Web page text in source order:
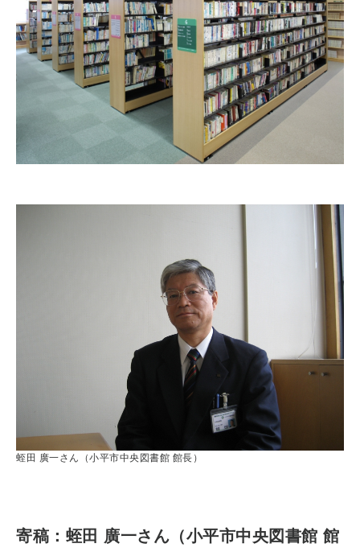
蛭田 廣一さん（小平市中央図書館 館長）
寄稿：蛭田 廣一さん（小平市中央図書館 館